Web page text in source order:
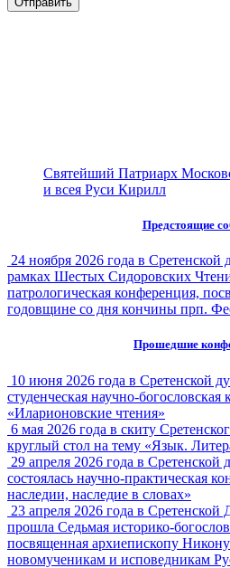
Святейший Патриарх
и всея Руси Кирилл
Предстоящие
24 ноября 2026 года в Сретенской
рамках Шестых Сидоровских
патрологическая конференция,
годовщине со дня кончины прп.
Прошедшие
10 июня 2026 года в Сретенской
студенческая научно-богословская
«Иларионовские чтения»
6 мая 2026 года в скиту
круглый стол на тему «Язык.
29 апреля 2026 года в Сретенской
состоялась научно-практическая
наследии, наследие в словах»
23 апреля 2026 года в
прошла Седьмая историко-
посвященная архиепископу
новомученикам и исповедникам